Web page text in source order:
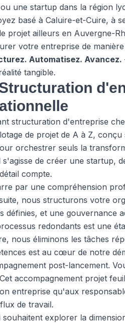
une startup dans la région
basé à Caluire-et-Cuire, à
projet ailleurs en Auvergne-
votre entreprise de
Automatisez. Avancez.
tangible.
structuration d'entreprise
de projet de A à Z,
orchestrer seuls la
de créer une startup,
compte.
par une compréhension
nous structurons votre
définies, et une gouvernance
redondants est une
nous éliminons les tâches
est au cœur de notre
post-lancement.
accompagnement projet
entreprise qu'aux
de travail.
souhaitent explorer la